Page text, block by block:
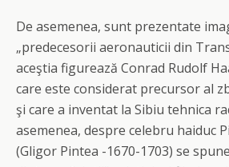
De asemenea, sunt prezentate
„predecesorii aeronauticii din
aceştia figurează Conrad Rudolf
care este considerat precursor al
şi care a inventat la Sibiu tehnica
asemenea, despre celebru haiduc
(Gligor Pintea -1670-1703) se